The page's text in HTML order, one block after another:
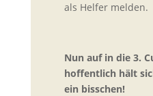
als Helfer melden.
Nun auf in die 3.
hoffentlich hält
ein bisschen!